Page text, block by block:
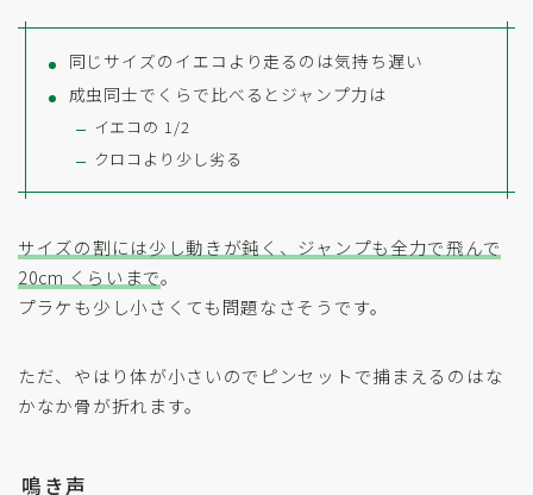
同じサイズのイエコより走るのは気持ち遅い
成虫同士でくらで比べるとジャンプ力は
イエコの 1/2
クロコより少し劣る
サイズの割には少し動きが鈍く、ジャンプも全力で飛んで
20cm くらいまで。
プラケも少し小さくても問題なさそうです。
ただ、やはり体が小さいのでピンセットで捕まえるのはな
かなか骨が折れます。
鳴き声